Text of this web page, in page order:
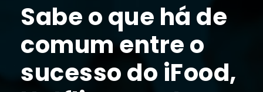
Sabe o que há de
comum entre o
sucesso do iFood,